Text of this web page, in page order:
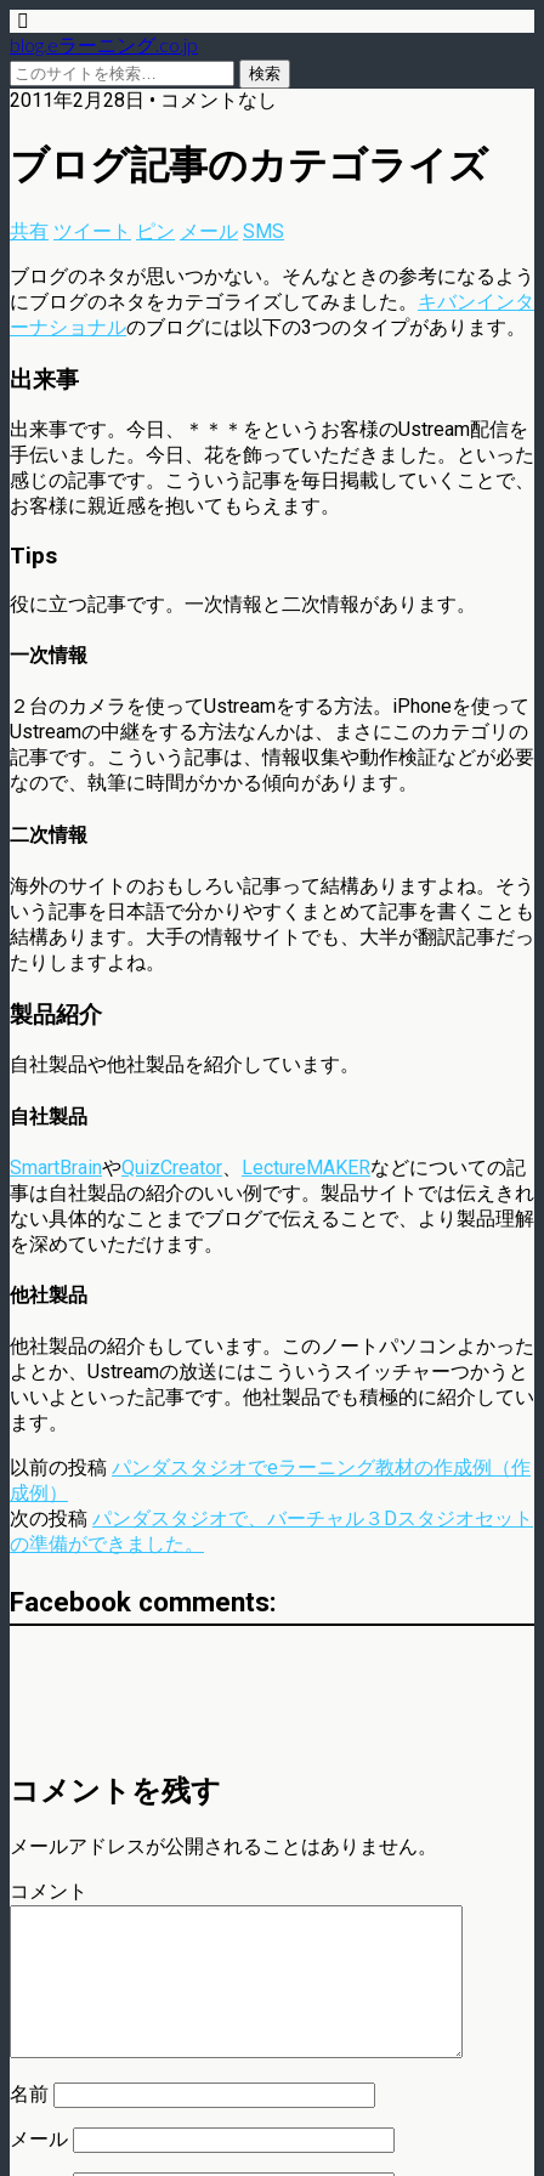
blog.eラーニング.co.jp
2011年2月28日 • コメントなし
ブログ記事のカテゴライズ
共有 ツイート ピン メール SMS
ブログのネタが思いつかない。そんなときの参考になるよう
にブログのネタをカテゴライズしてみました。 キバンインタ
ーナショナルのブログには以下の3つのタイプがあります。
出来事
出来事です。今日、＊＊＊をというお客様のUstream配信を
手伝いました。今日、花を飾っていただきました。といった
感じの記事です。こういう記事を毎日掲載していくことで、
お客様に親近感を抱いてもらえます。
Tips
役に立つ記事です。一次情報と二次情報があります。
一次情報
２台のカメラを使ってUstreamをする方法。iPhoneを使って
Ustreamの中継をする方法なんかは、まさにこのカテゴリの
記事です。こういう記事は、情報収集や動作検証などが必要
なので、執筆に時間がかかる傾向があります。
二次情報
海外のサイトのおもしろい記事って結構ありますよね。そう
いう記事を日本語で分かりやすくまとめて記事を書くことも
結構あります。大手の情報サイトでも、大半が翻訳記事だっ
たりしますよね。
製品紹介
自社製品や他社製品を紹介しています。
自社製品
SmartBrainやQuizCreator LectureMAKERなどについての記
事は自社製品の紹介のいい例です。製品サイトでは伝えきれ
ない具体的なことまでブログで伝えることで、より製品理解
を深めていただけます。
他社製品
他社製品の紹介もしています。このノートパソコンよかった
よとか、Ustreamの放送にはこういうスイッチャーつかうと
いいよといった記事です。他社製品でも積極的に紹介してい
ます。
以前の投稿 パンダスタジオでeラーニング教材の作成例（作
成例）
次の投稿 パンダスタジオで、バーチャル３Dスタジオセット
の準備ができました。
Facebook comments:
コメントを残す
メールアドレスが公開されることはありません。
コメント
名前
メール